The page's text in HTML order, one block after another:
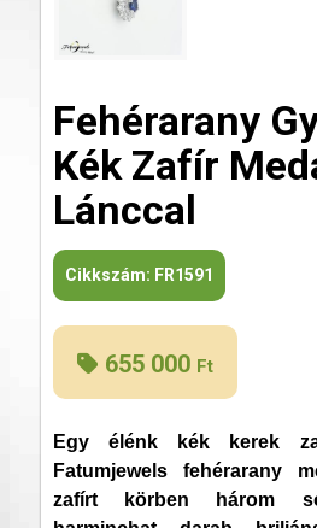
Fehérarany
Kék Zafír
Lánccal
Cikkszám: FR1591
655 000 Ft
Egy élénk kék kerek
Fatumjewels fehérarany
zafírt körben három